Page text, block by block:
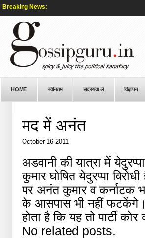
Breaking News:
HOME नवीनतम सदस्यता लें विज्ञापन
मद में अनंत
October 16 2011
अडवानी की यात्रा में
कुमार घोषित येदुरप्पा
पर अनंत कुमार व कर्नाटक
के आसपास भी नहीं फटकेंगे।
होता है कि यह तो पार्टी
No related posts.